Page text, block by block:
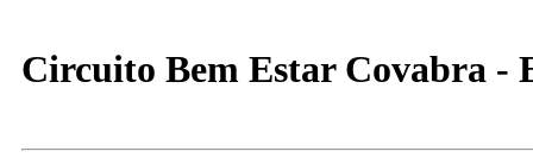
Circuito Bem Estar Covabra -